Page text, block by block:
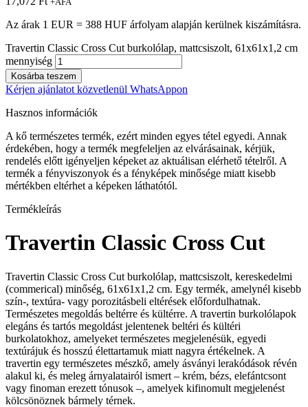
Az árak 1 EUR = 388 HUF árfolyam alapján kerülnek kiszámításra.
Travertin Classic Cross Cut burkolólap, mattcsiszolt, 61x61x1,2 cm
mennyiség
Kosárba teszem
Kérjen ajánlatot közvetlenül WhatsAppon
Hasznos információk
A kő természetes termék, ezért minden egyes tétel egyedi. Annak
érdekében, hogy a termék megfeleljen az elvárásainak, kérjük,
rendelés előtt igényeljen képeket az aktuálisan elérhető tételről. A
termék a fényviszonyok és a fényképek minősége miatt kisebb
mértékben eltérhet a képeken láthatótól.
Termékleírás
Travertin Classic Cross Cut
Travertin Classic Cross Cut burkolólap, mattcsiszolt, kereskedelmi
(commerical) minőség, 61x61x1,2 cm. Egy termék, amelynél kisebb
szín-, textúra- vagy porozitásbeli eltérések előfordulhatnak.
Természetes megoldás beltérre és kültérre. A travertin burkolólapok
elegáns és tartós megoldást jelentenek beltéri és kültéri
burkolatokhoz, amelyeket természetes megjelenésük, egyedi
textúrájuk és hosszú élettartamuk miatt nagyra értékelnek. A
travertin egy természetes mészkő, amely ásványi lerakódások révén
alakul ki, és meleg árnyalatairól ismert – krém, bézs, elefántcsont
vagy finoman erezett tónusok –, amelyek kifinomult megjelenést
kölcsönöznek bármely térnek.